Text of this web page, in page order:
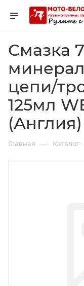
Смазка
цепи/
125мл
(Англия)
Главная — Каталог